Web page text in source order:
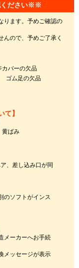
ください※※
ります。予めご確認の
んので、予めご了承く
カバーの欠品
ゴム足の欠品
て】
黄ばみ
、差し込み口が同
のソフトがインス
メーカーへお手続
メッセージが表示